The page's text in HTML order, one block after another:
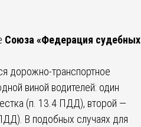
Союза «Федерация судебных
дорожно-транспортное
виной водителей: один
(п. 13.4 ПДД), второй —
В подобных случаях для